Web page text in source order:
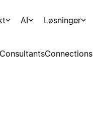
AI Løsninger
Connections